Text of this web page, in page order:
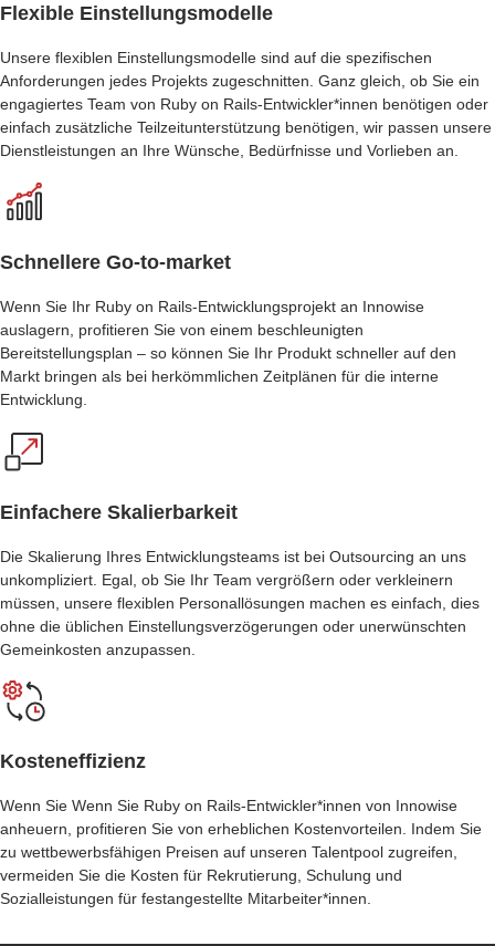
Flexible Einstellungsmodelle
Unsere flexiblen Einstellungsmodelle sind auf die spezifischen
Anforderungen jedes Projekts zugeschnitten. Ganz gleich, ob Sie ein
engagiertes Team von Ruby on Rails-Entwickler*innen benötigen oder
einfach zusätzliche Teilzeitunterstützung benötigen, wir passen unsere
Dienstleistungen an Ihre Wünsche, Bedürfnisse und Vorlieben an.
Schnellere Go-to-market
Wenn Sie Ihr Ruby on Rails-Entwicklungsprojekt an Innowise
auslagern, profitieren Sie von einem beschleunigten
Bereitstellungsplan – so können Sie Ihr Produkt schneller auf den
Markt bringen als bei herkömmlichen Zeitplänen für die interne
Entwicklung.
Einfachere Skalierbarkeit
Die Skalierung Ihres Entwicklungsteams ist bei Outsourcing an uns
unkompliziert. Egal, ob Sie Ihr Team vergrößern oder verkleinern
müssen, unsere flexiblen Personallösungen machen es einfach, dies
ohne die üblichen Einstellungsverzögerungen oder unerwünschten
Gemeinkosten anzupassen.
Kosteneffizienz
Wenn Sie Wenn Sie Ruby on Rails-Entwickler*innen von Innowise
anheuern, profitieren Sie von erheblichen Kostenvorteilen. Indem Sie
zu wettbewerbsfähigen Preisen auf unseren Talentpool zugreifen,
vermeiden Sie die Kosten für Rekrutierung, Schulung und
Sozialleistungen für festangestellte Mitarbeiter*innen.